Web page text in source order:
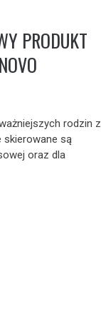
PRODUKT
rodzin z
skierowane są
oraz dla